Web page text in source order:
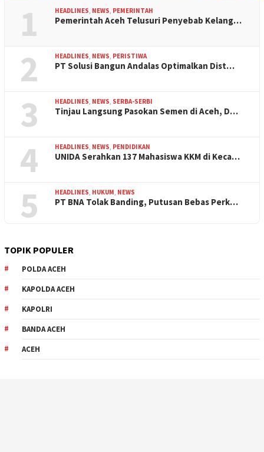
1 HEADLINES, NEWS, PEMERINTAH
Pemerintah Aceh Telusuri Penyebab Kelang…
2 HEADLINES, NEWS, PERISTIWA
PT Solusi Bangun Andalas Optimalkan Dist…
3 HEADLINES, NEWS, SERBA-SERBI
Tinjau Langsung Pasokan Semen di Aceh, D…
4 HEADLINES, NEWS, PENDIDIKAN
UNIDA Serahkan 137 Mahasiswa KKM di Keca…
5 HEADLINES, HUKUM, NEWS
PT BNA Tolak Banding, Putusan Bebas Perk…
TOPIK POPULER
POLDA ACEH
KAPOLDA ACEH
KAPOLRI
BANDA ACEH
ACEH